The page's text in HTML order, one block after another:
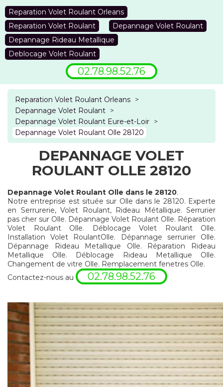
Reparation Volet Roulant Orleans
Reparation Volet Roulant
Depannage Volet Roulant
Depannage Rideau Metallique
Deblocage Volet Roulant
02.78.98.52.76
Reparation Volet Roulant Orleans >
Depannage Volet Roulant >
Depannage Volet Roulant Eure-et-Loir >
Depannage Volet Roulant Olle 28120
DEPANNAGE VOLET
ROULANT OLLE 28120
Depannage Volet Roulant Olle dans le 28120.
Notre entreprise est située sur Olle dans le 28120. Experte
en Serrurerie, Volet Roulant, Rideau Métallique. Serrurier
pas cher sur Olle. Dépannage Volet Roulant Olle. Réparation
Volet Roulant Olle. Déblocage Volet Roulant Olle.
Installation Volet RoulantOlle. Dépannage serrurier Olle.
Dépannage Rideau Metallique Olle. Réparation Rideau
Metallique Olle. Déblocage Rideau Metallique Olle.
Changement de vitre Olle. Remplacement fenetres Olle.
Contactez-nous au
02.78.98.52.76